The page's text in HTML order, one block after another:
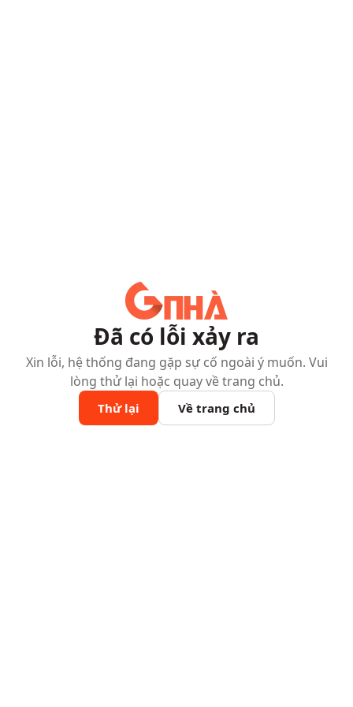
Đã có lỗi xảy ra
Xin lỗi, hệ thống đang gặp sự cố ngoài ý muốn. Vui
lòng thử lại hoặc quay về trang chủ.
Thử lại Về trang chủ